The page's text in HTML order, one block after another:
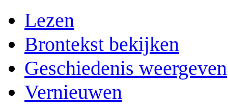
Lezen
Brontekst bekijken
Geschiedenis weergeven
Vernieuwen